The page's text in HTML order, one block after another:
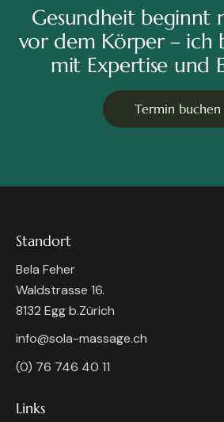
Gesundheit beginnt
vor dem Körper – ich
mit Expertise und
Termin buchen
Standort
Bela Feher
Waldstrasse 16.
8132 Egg b.Zürich
info@sola-massage.ch
(0) 76 746 40 11
Links